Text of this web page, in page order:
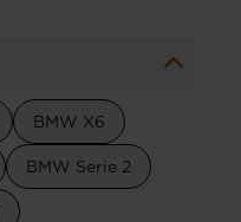
BMW X6
BMW Serie 2